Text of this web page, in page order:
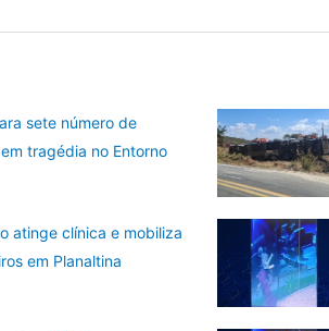
sete número de
tragédia no Entorno
atinge clínica e mobiliza
em Planaltina